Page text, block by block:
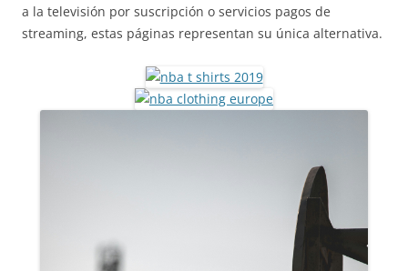
a la televisión por suscripción o servicios pagos de
streaming, estas páginas representan su única alternativa.